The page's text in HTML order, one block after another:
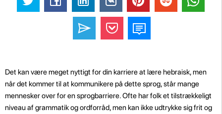
Det kan være meget nyttigt for din karriere at lære hebraisk, men
når det kommer til at kommunikere på dette sprog, står mange
mennesker over for en sprogbarriere. Ofte har folk et tilstrækkeligt
niveau af grammatik og ordforråd, men kan ikke udtrykke sig frit og